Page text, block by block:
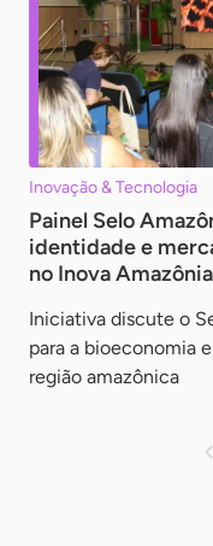
Inovação & Tecnologia
Painel Selo
identidade e
no Inova
Iniciativa discute o
para a bioeconomia
região amazônica